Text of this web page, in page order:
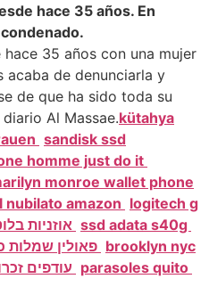
hace 35 años. En
35 años con una mujer
acaba de denunciarla y
de que ha sido toda su
Al Massae.kütahya
sandisk ssd
homme just do it
monroe wallet phone
nubilato amazon logitech g
ssd adata s40g
פאולין שמלות brooklyn nyc
parasoles quito